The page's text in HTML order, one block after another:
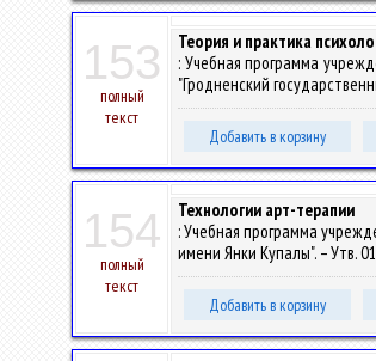
153
полный
текст
Теория и практика
: Учебная программа
"Гродненский
Добавить в корзину
154
полный
текст
Технологии арт-терапии
: Учебная программа
имени Янки Купалы". – Утв.
Добавить в корзину